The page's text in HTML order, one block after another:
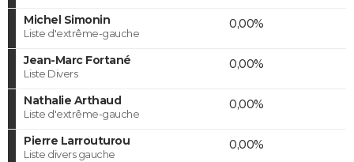
Michel Simonin
Liste d'extrême-gauche
0,00%
Jean-Marc Fortané
Liste Divers
0,00%
Nathalie Arthaud
Liste d'extrême-gauche
0,00%
Pierre Larrouturou
Liste divers gauche
0,00%